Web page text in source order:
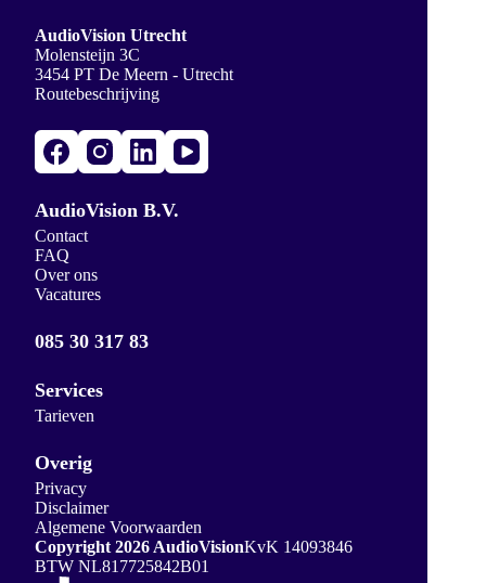
AudioVision Utrecht
Molensteijn 3C
3454 PT De Meern - Utrecht
Routebeschrijving
AudioVision B.V.
Contact
FAQ
Over ons
Vacatures
085 30 317 83
Services
Tarieven
Overig
Privacy
Disclaimer
Algemene Voorwaarden
Copyright 2026 AudioVisionKvK 14093846
BTW NL817725842B01